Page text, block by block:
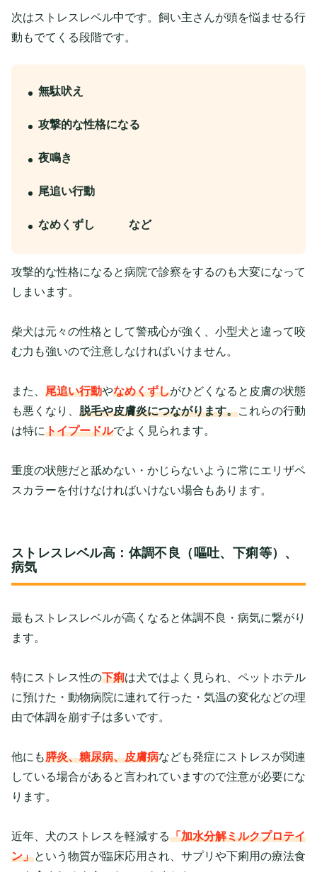
次はストレスレベル中です。飼い主さんが頭を悩ませる行
動もでてくる段階です。
無駄吠え
攻撃的な性格になる
夜鳴き
尾追い行動
なめくずし など
攻撃的な性格になると病院で診察をするのも大変になって
しまいます。
柴犬は元々の性格として警戒心が強く、小型犬と違って咬
む力も強いので注意しなければいけません。
また、 尾追い行動やなめくずしがひどくなると皮膚の状態
も悪くなり、 脱毛や皮膚炎につながります。これらの行動
は特にトイプードルでよく見られます。
重度の状態だと舐めない・かじらないように常にエリザベ
スカラーを付けなければいけない場合もあります。
ストレスレベル高：体調不良（嘔吐、下痢等）、
病気
最もストレスレベルが高くなると体調不良・病気に繋がり
ます。
特にストレス性の下痢は犬ではよく見られ、ペットホテル
に預けた・動物病院に連れて行った・気温の変化などの理
由で体調を崩す子は多いです。
他にも膵炎、糖尿病、皮膚病なども発症にストレスが関連
している場合があると言われていますので注意が必要にな
ります。
近年、犬のストレスを軽減する「加水分解ミルクプロテイ
ン」という物質が臨床応用され、サプリや下痢用の療法食